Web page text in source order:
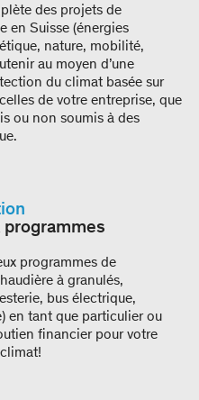
des projets de
en Suisse (énergies
nature, mobilité,
au moyen d’une
du climat basée sur
de votre entreprise, que
ou non soumis à des
programmes de
à granulés,
bus électrique,
en tant que particulier ou
financier pour votre